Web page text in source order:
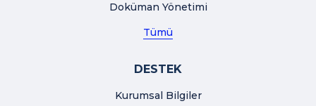
Doküman Yönetimi
Tümü
DESTEK
Kurumsal Bilgiler